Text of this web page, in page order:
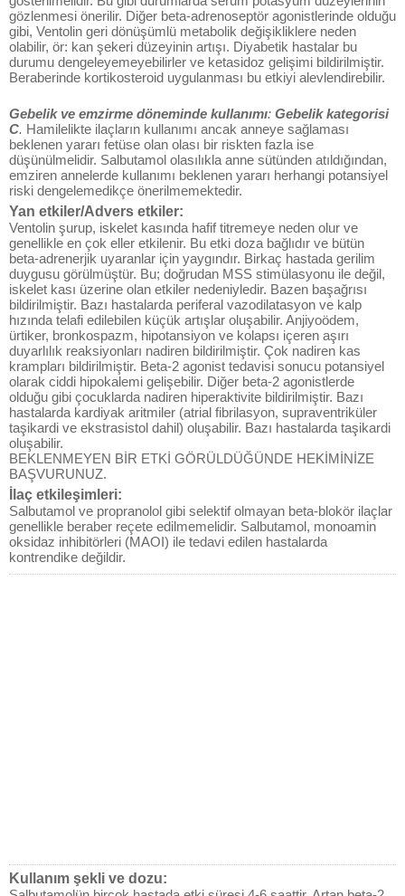
gözlenmesi önerilir. Diğer beta-adrenoseptör agonistlerinde olduğu
gibi, Ventolin geri dönüşümlü metabolik değişikliklere neden
olabilir, ör: kan şekeri düzeyinin artışı. Diyabetik hastalar bu
durumu dengeleyemeyebilirler ve ketasidoz gelişimi bildirilmiştir.
Beraberinde kortikosteroid uygulanması bu etkiyi alevlendirebilir.
Gebelik ve emzirme döneminde kullanımı: Gebelik kategorisi
C. Hamilelikte ilaçların kullanımı ancak anneye sağlaması
beklenen yararı fetüse olan olası bir riskten fazla ise
düşünülmelidir. Salbutamol olasılıkla anne sütünden atıldığından,
emziren annelerde kullanımı beklenen yararı herhangi potansiyel
riski dengelemedikçe önerilmemektedir.
Yan etkiler/Advers etkiler:
Ventolin şurup, iskelet kasında hafif titremeye neden olur ve
genellikle en çok eller etkilenir. Bu etki doza bağlıdır ve bütün
beta-adrenerjik uyaranlar için yaygındır. Birkaç hastada gerilim
duygusu görülmüştür. Bu; doğrudan MSS stimülasyonu ile değil,
iskelet kası üzerine olan etkiler nedeniyledir. Bazen başağrısı
bildirilmiştir. Bazı hastalarda periferal vazodilatasyon ve kalp
hızında telafi edilebilen küçük artışlar oluşabilir. Anjiyoödem,
ürtiker, bronkospazm, hipotansiyon ve kolapsı içeren aşırı
duyarlılık reaksiyonları nadiren bildirilmiştir. Çok nadiren kas
krampları bildirilmiştir. Beta-2 agonist tedavisi sonucu potansiyel
olarak ciddi hipokalemi gelişebilir. Diğer beta-2 agonistlerde
olduğu gibi çocuklarda nadiren hiperaktivite bildirilmiştir. Bazı
hastalarda kardiyak aritmiler (atrial fibrilasyon, supraventriküler
taşikardi ve ekstrasistol dahil) oluşabilir. Bazı hastalarda taşikardi
oluşabilir.
BEKLENMEYEN BİR ETKİ GÖRÜLDÜĞÜNDE HEKİMİNİZE
BAŞVURUNUZ.
İlaç etkileşimleri:
Salbutamol ve propranolol gibi selektif olmayan beta-blokör ilaçlar
genellikle beraber reçete edilmemelidir. Salbutamol, monoamin
oksidaz inhibitörleri (MAOI) ile tedavi edilen hastalarda
kontrendike değildir.
Kullanım şekli ve dozu: